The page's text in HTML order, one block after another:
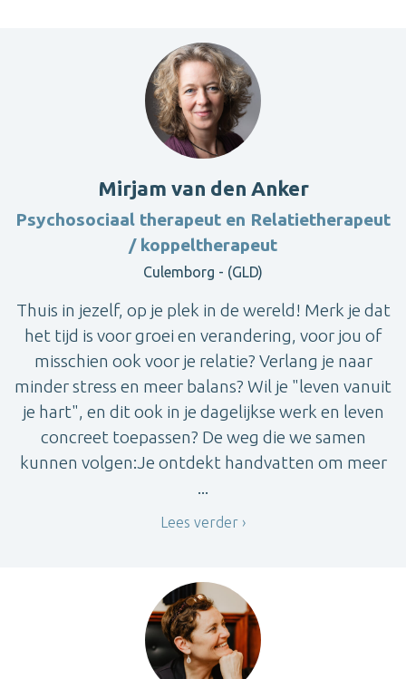
Mirjam van den Anker
Psychosociaal therapeut en Relatietherapeut
/ koppeltherapeut
Culemborg - (GLD)
Thuis in jezelf, op je plek in de wereld! Merk je dat
het tijd is voor groei en verandering, voor jou of
misschien ook voor je relatie? Verlang je naar
minder stress en meer balans? Wil je "leven vanuit
je hart", en dit ook in je dagelijkse werk en leven
concreet toepassen? De weg die we samen
kunnen volgen:Je ontdekt handvatten om meer
...
Lees verder